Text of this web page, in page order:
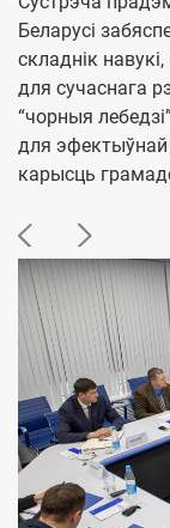
Беларусі
складнік
для сучаснага
“чорныя
для эфектыўнай
карысць